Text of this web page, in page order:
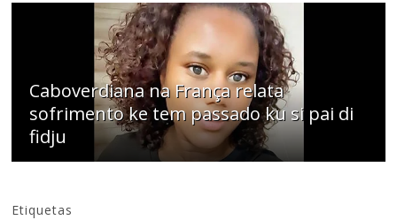
Caboverdiana na França relata
sofrimento ke tem passado ku si pai di
fidju
Etiquetas